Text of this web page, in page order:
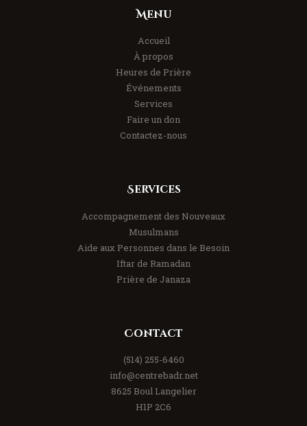
Menu
Accueil
À propos
Heures de Prière
Événements
Services
Faire un don
Contactez-nous
Services
Accompagnement des Nouveaux
Musulmans
Aide aux Personnes dans le Besoin
Iftar de Ramadan
Prière de Janaza
Contact
(514) 255-6460
info@centrebadr.net
8625 Boul Langelier
H1P 2C6